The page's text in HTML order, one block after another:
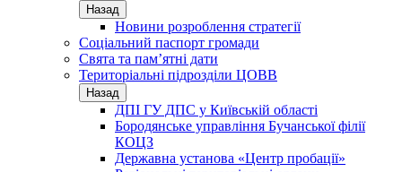
Назад
Новини розроблення стратегії
Соціальний паспорт громади
Свята та пам’ятні дати
Територіальні підрозділи ЦОВВ
Назад
ДПІ ГУ ДПС у Київській області
Бородянське управління Бучанської філії
КОЦЗ
Державна установа «Центр пробації»